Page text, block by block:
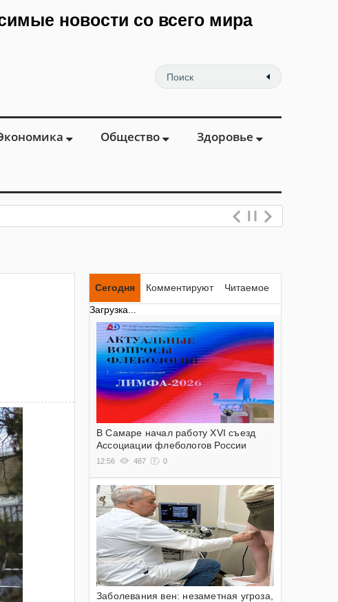
новости со всего мира
Общество Здоровье
Сегодня Комментируют
Читаемое
Загрузка...
В Самаре начал работу XVI съезд
Ассоциации флебологов России
12:56 487 0
Заболевания вен: незаметная угроза,